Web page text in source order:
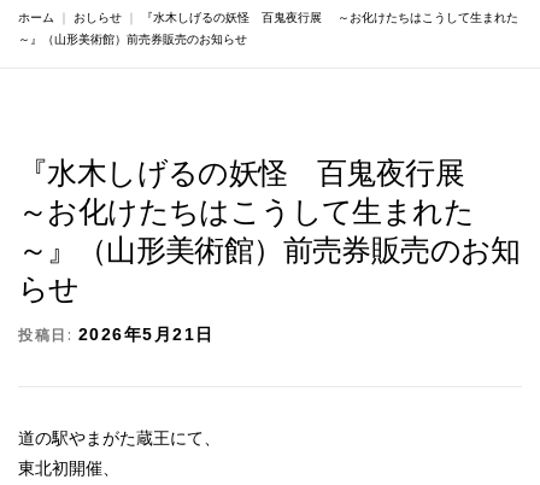
ホーム ｜ おしらせ ｜
『水木しげるの妖怪 百鬼夜行展 ～お化けたちはこうして生まれた
～』（山形美術館）前売券販売のお知らせ
『水木しげるの妖怪 百鬼夜行展
～お化けたちはこうして生まれた
～』（山形美術館）前売券販売のお知
らせ
投稿日: 2026年5月21日
道の駅やまがた蔵王にて、
東北初開催、